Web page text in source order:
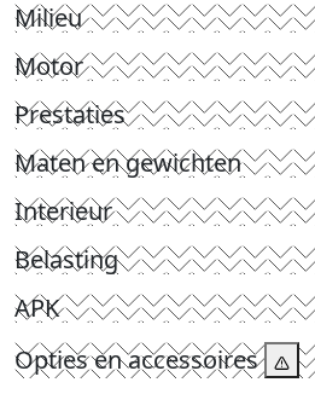
Milieu
Motor
Prestaties
Maten en gewichten
Interieur
Belasting
APK
Opties en accessoires